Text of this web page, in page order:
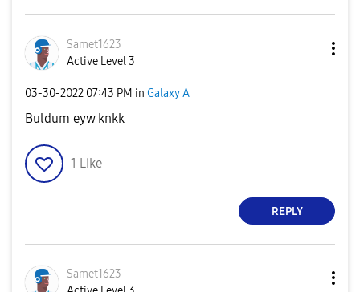
Samet1623
Active Level 3
‎03-30-2022 07:43 PM in Galaxy A
Buldum eyw knkk
1 Like
REPLY
Samet1623